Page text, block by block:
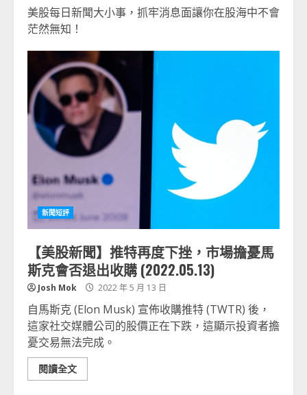
美股每日新聞大小事，抓牢消息面讓你在股海中不會
茫然無知！
新聞短評
【美股新聞】推特再度下挫，市場擔憂馬
斯克會否退出收購 (2022.05.13)
Josh Mok 2022 年 5 月 13 日
自馬斯克 (Elon Musk) 宣佈收購推特 (TWTR) 後，
這家社交媒體公司的股價正在下跌，這顯示投資者擔
憂交易無法完成。
閱讀全文